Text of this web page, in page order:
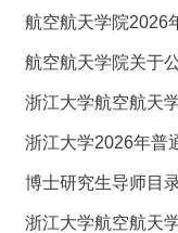
航空航天学院2026
航空航天学院关于
浙江大学航空航天
浙江大学2026年普
博士研究生导师目
浙江大学航空航天